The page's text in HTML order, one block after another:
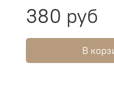
380 руб
В